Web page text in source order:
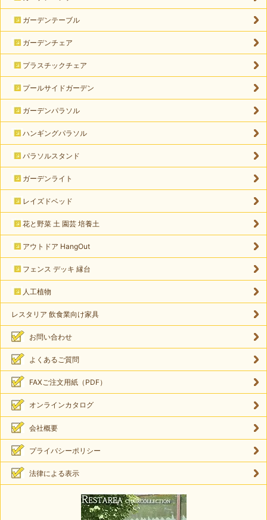
ガーデンテーブル
ガーデンチェア
プラスチックチェア
プールサイドガーデン
ガーデンパラソル
ハンギングパラソル
パラソルスタンド
ガーデンライト
レイズドベッド
花と野菜 土 園芸 培養土
アウトドア HangOut
フェンス デッキ 縁台
人工植物
レスタリア 飲食業向け家具
お問い合わせ
よくあるご質問
FAXご注文用紙（PDF）
オンラインカタログ
会社概要
プライバシーポリシー
法律による表示